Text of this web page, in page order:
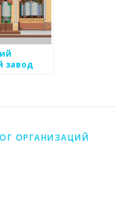
завод
ОРГАНИЗАЦИЙ